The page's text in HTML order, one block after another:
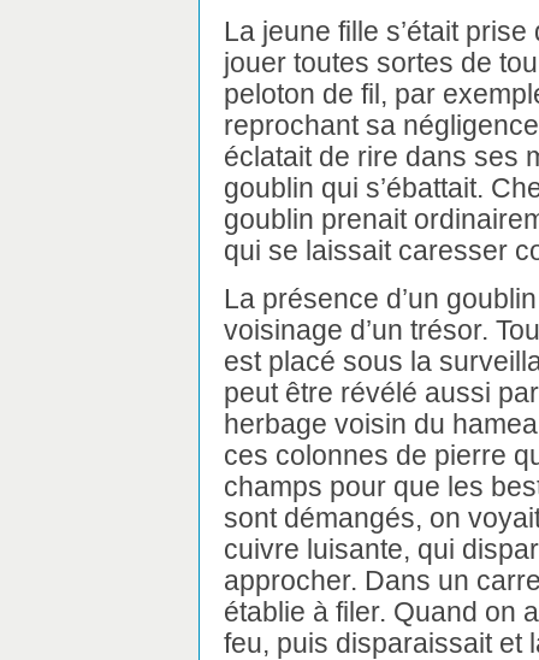
La jeune fille s’était prise
jouer toutes sortes de
peloton de fil, par
reprochant sa
éclatait de rire dans ses
goublin qui s’ébattait.
goublin prenait
qui se laissait caresser
La présence d’un
voisinage d’un trésor.
est placé sous la
peut être révélé aussi
herbage voisin du
ces colonnes de pierre
champs pour que les
sont démangés, on
cuivre luisante, qui
approcher. Dans un
établie à filer. Quand on
feu, puis disparaissait et